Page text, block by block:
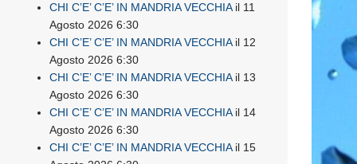
CHI C’E’ C’E’ IN MANDRIA VECCHIAil 11
Agosto 2026 6:30
CHI C’E’ C’E’ IN MANDRIA VECCHIAil 12
Agosto 2026 6:30
CHI C’E’ C’E’ IN MANDRIA VECCHIAil 13
Agosto 2026 6:30
CHI C’E’ C’E’ IN MANDRIA VECCHIAil 14
Agosto 2026 6:30
CHI C’E’ C’E’ IN MANDRIA VECCHIAil 15